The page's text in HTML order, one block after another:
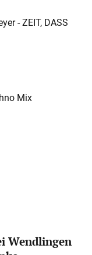
- ZEIT, DASS
Mix
Wendlingen